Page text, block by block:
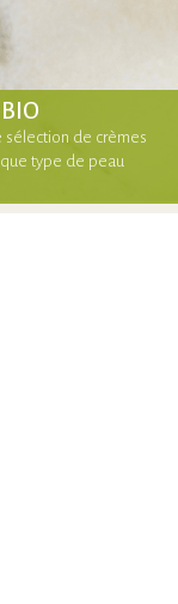
sélection de crèmes
type de peau